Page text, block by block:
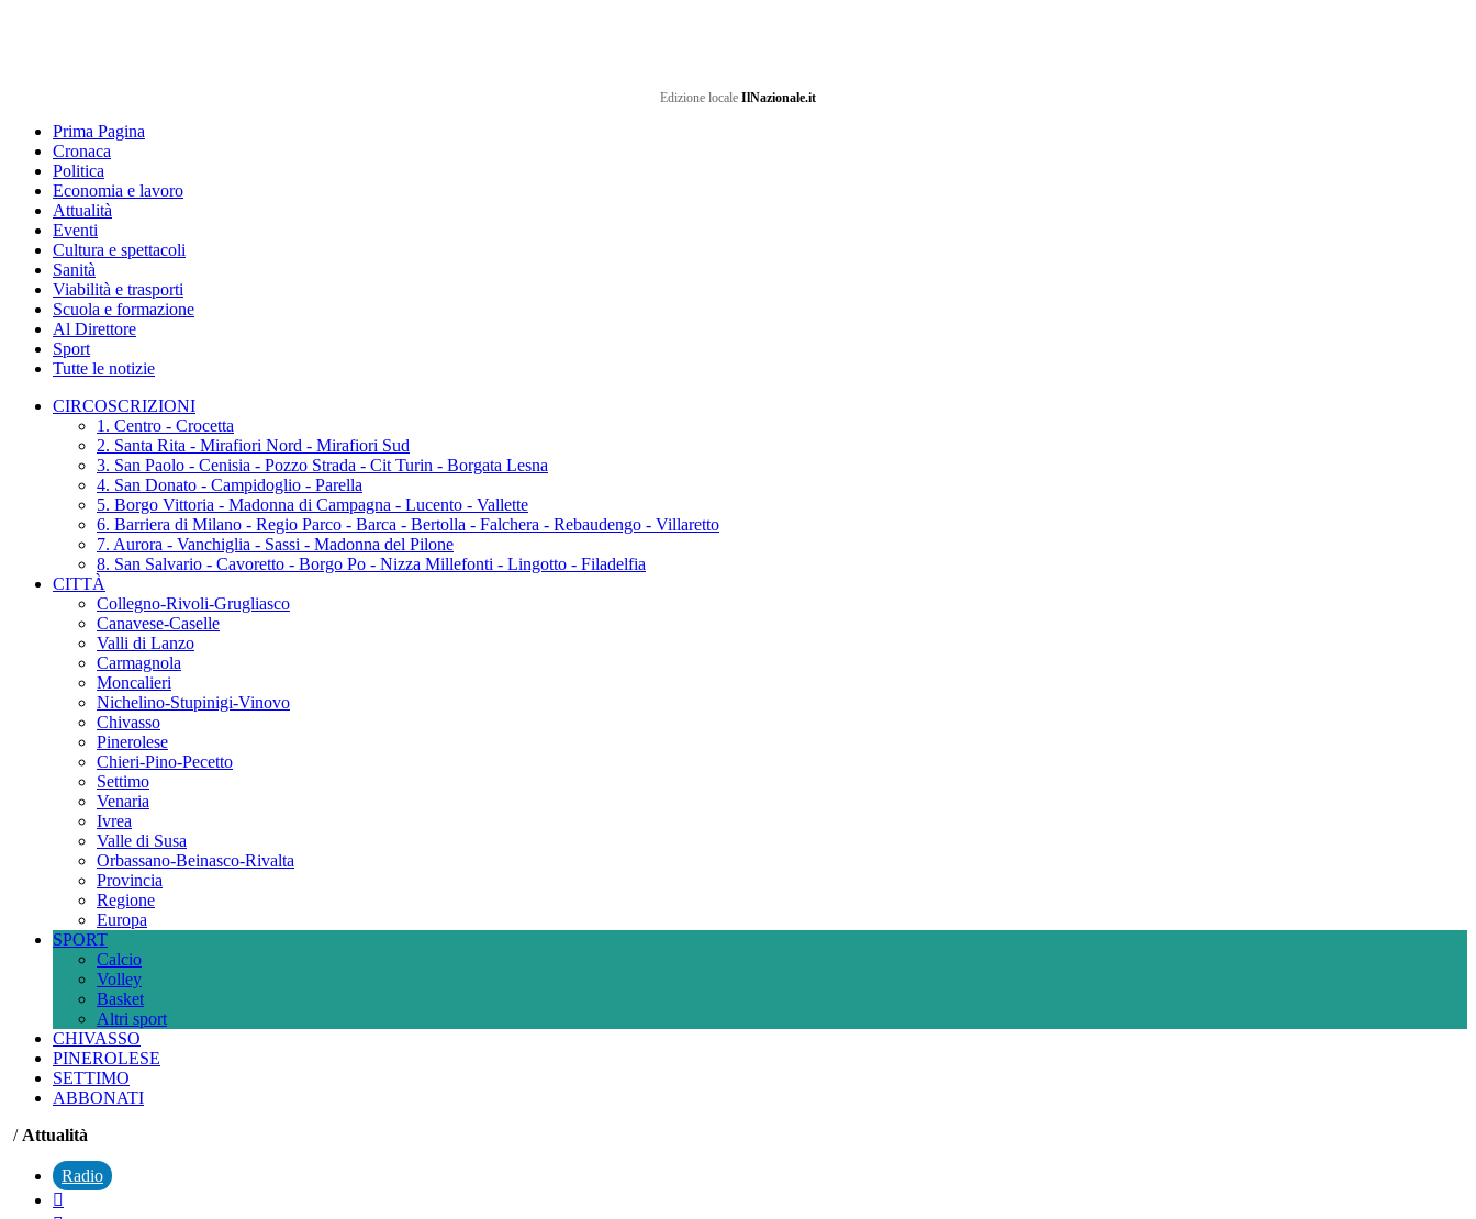
Edizione locale IlNazionale.it
Prima Pagina
Cronaca
Politica
Economia e lavoro
Attualità
Eventi
Cultura e spettacoli
Sanità
Viabilità e trasporti
Scuola e formazione
Al Direttore
Sport
Tutte le notizie
CIRCOSCRIZIONI
1. Centro - Crocetta
2. Santa Rita - Mirafiori Nord - Mirafiori Sud
3. San Paolo - Cenisia - Pozzo Strada - Cit Turin - Borgata Lesna
4. San Donato - Campidoglio - Parella
5. Borgo Vittoria - Madonna di Campagna - Lucento - Vallette
6. Barriera di Milano - Regio Parco - Barca - Bertolla - Falchera - Rebaudengo - Villaretto
7. Aurora - Vanchiglia - Sassi - Madonna del Pilone
8. San Salvario - Cavoretto - Borgo Po - Nizza Millefonti - Lingotto - Filadelfia
CITTÀ
Collegno-Rivoli-Grugliasco
Canavese-Caselle
Valli di Lanzo
Carmagnola
Moncalieri
Nichelino-Stupinigi-Vinovo
Chivasso
Pinerolese
Chieri-Pino-Pecetto
Settimo
Venaria
Ivrea
Valle di Susa
Orbassano-Beinasco-Rivalta
Provincia
Regione
Europa
SPORT
Calcio
Volley
Basket
Altri sport
CHIVASSO
PINEROLESE
SETTIMO
ABBONATI
/ Attualità
Radio